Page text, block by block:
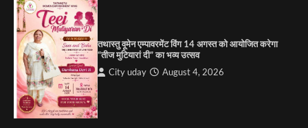
1
2
पारस हेल्थ पंचकूला ने ‘तिरंगा यात्रा 2025’ का हरियाणा से
कश्मीर तक किया आगाज़, राष्ट्रीय एकता को मिलेगा नया
आयाम
तथास्तु वूमेन एम्पावरमेंट विंग 14 अगस्त को आयोजित करेगा
“तीज मुटियारां दी” का भव्य उत्सव
City uday August 4, 2026